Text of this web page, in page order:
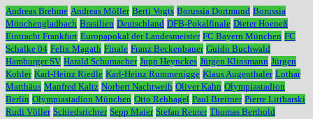
Andreas Brehme Andreas Möller Berti Vogts Borussia Dortmund Borussia
Mönchengladbach Brasilien Deutschland DFB-Pokalfinale Dieter Hoeneß
Eintracht Frankfurt Europapokal der Landesmeister FC Bayern München FC
Schalke 04 Felix Magath Finale Franz Beckenbauer Guido Buchwald
Hamburger SV Harald Schumacher Jupp Heynckes Jürgen Klinsmann Jürgen
Kohler Karl-Heinz Riedle Karl-Heinz Rummenigge Klaus Augenthaler Lothar
Matthäus Manfred Kaltz Norbert Nachtweih Oliver Kahn Olympiastadion
Berlin Olympiastadion München Otto Rehhagel Paul Breitner Pierre Littbarski
Rudi Völler Schiedsrichter Sepp Maier Stefan Reuter Thomas Berthold